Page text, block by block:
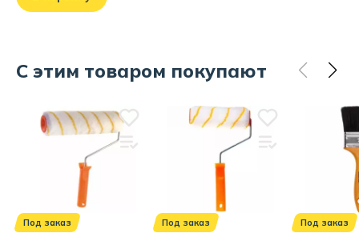
Страна производства: Россия
С этим товаром покупают
Под заказ Под заказ Под заказ